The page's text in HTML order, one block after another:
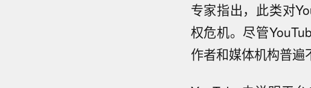
专家指出，此类对
权危机。尽管
作者和媒体机构普遍